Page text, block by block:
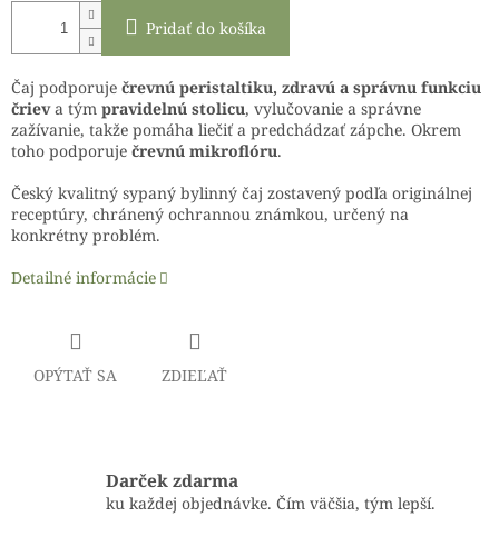
Pridať do košíka
Čaj podporuje črevnú peristaltiku, zdravú a správnu funkciu
čriev a tým pravidelnú stolicu, vylučovanie a správne
zažívanie, takže pomáha liečiť a predchádzať zápche. Okrem
toho podporuje črevnú mikroflóru.
Český kvalitný sypaný bylinný čaj zostavený podľa originálnej
receptúry, chránený ochrannou známkou, určený na
konkrétny problém.
Detailné informácie
OPÝTAŤ SA ZDIEĽAŤ
Darček zdarma
ku každej objednávke. Čím väčšia, tým lepší.